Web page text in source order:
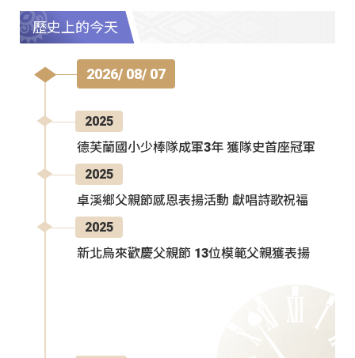
歷史上的今天
2026/ 08/ 07
2025
德芙蘭國小少棒隊成軍3年 獲隊史首座冠軍
2025
卓溪鄉父親節感恩表揚活動 獻唱詩歌祝福
2025
新北烏來歡慶父親節 13位模範父親獲表揚